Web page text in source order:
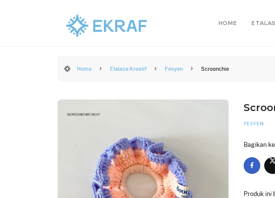
HOME
Home Etalase Kreatif Fesyen Scroonchie
FESYEN
Bagikan
Produk ini